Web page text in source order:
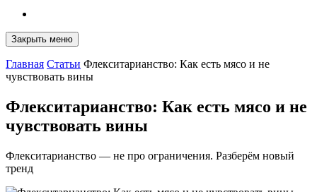
Закрыть меню
Главная Статьи Флекситарианство: Как есть мясо и не
чувствовать вины
Флекситарианство: Как есть мясо и не
чувствовать вины
Флекситарианство — не про ограничения. Разберём новый
тренд